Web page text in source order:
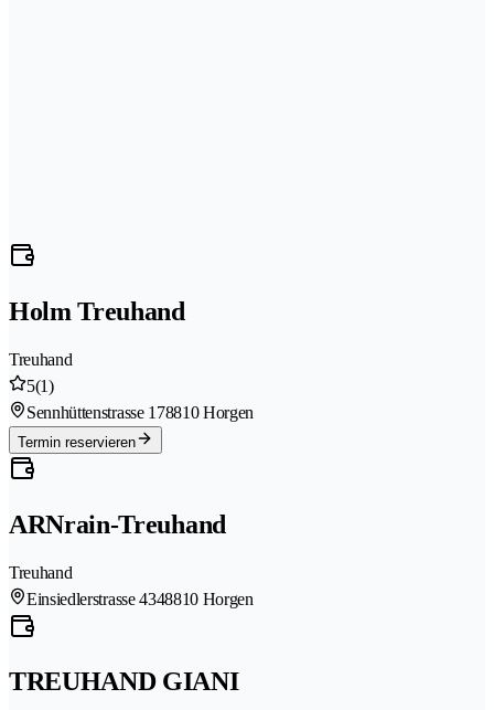
Holm Treuhand
Treuhand
5(1)
Sennhüttenstrasse 178810 Horgen
Termin reservieren
ARNrain-Treuhand
Treuhand
Einsiedlerstrasse 4348810 Horgen
TREUHAND GIANI